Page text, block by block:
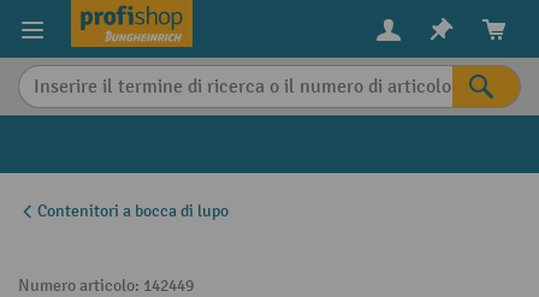
content
Contenitori a bocca di lupo
Numero articolo: 142449